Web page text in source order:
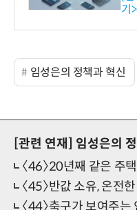
확대
기>
임성은의 정책과 혁신
[관련 연재]
임성은의
〈46〉20년째 같은 주
〈45〉반값 소유, 온전
〈44〉축구가 보여주